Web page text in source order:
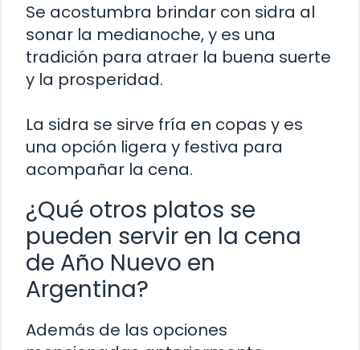
Se acostumbra brindar con sidra al
sonar la medianoche, y es una
tradición para atraer la buena suerte
y la prosperidad.
La sidra se sirve fría en copas y es
una opción ligera y festiva para
acompañar la cena.
¿Qué otros platos se
pueden servir en la cena
de Año Nuevo en
Argentina?
Además de las opciones